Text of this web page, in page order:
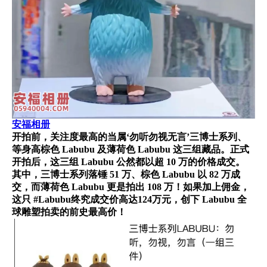
安福相册
开拍前，关注度最高的当属‘勿听勿视无言’三博士系列、
等身高棕色 Labubu 及薄荷色 Labubu 这三组藏品。正式
开拍后，这三组 Labubu 公然都以超 10 万的价格成交。
其中，三博士系列落锤 51 万、棕色 Labubu 以 82 万成
交，而薄荷色 Labubu 更是拍出 108 万！如果加上佣金，
这只 #Labubu终究成交价高达124万元，创下 Labubu 全
球雕塑拍卖的前史最高价！